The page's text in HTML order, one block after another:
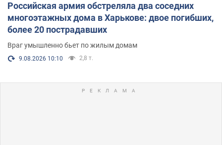
Российская армия обстреляла два соседних
многоэтажных дома в Харькове: двое погибших,
более 20 пострадавших
Враг умышленно бьет по жилым домам
9.08.2026 10:10 2,8 т.